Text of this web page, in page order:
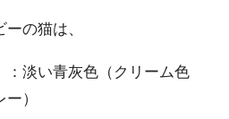
の猫は、
：淡い青灰色（クリーム色
）